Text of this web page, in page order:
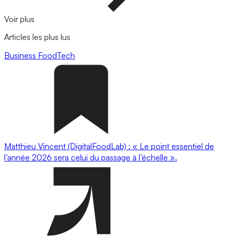
Voir plus
Articles les plus lus
Business FoodTech
Matthieu Vincent (DigitalFoodLab) : « Le point essentiel de
l’année 2026 sera celui du passage à l’échelle ».